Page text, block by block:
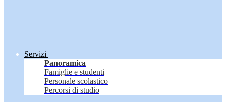
Servizi
Panoramica
Famiglie e studenti
Personale scolastico
Percorsi di studio